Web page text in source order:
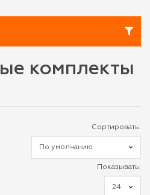
комплекты
Сортировать:
Показывать: